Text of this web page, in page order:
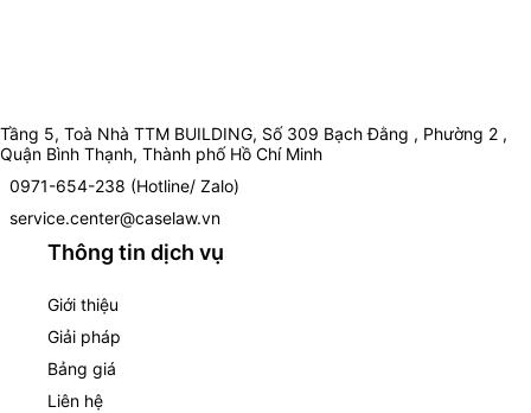
Tầng 5, Toà Nhà TTM BUILDING, Số 309 Bạch Đằng , Phường 2 ,
Quận Bình Thạnh, Thành phố Hồ Chí Minh
0971-654-238 (Hotline/ Zalo)
service.center@caselaw.vn
Thông tin dịch vụ
Giới thiệu
Giải pháp
Bảng giá
Liên hệ